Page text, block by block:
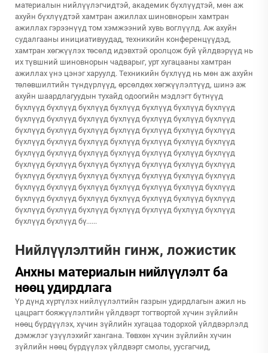
материалын нийлүүлэгчидтэй, академик бүхлүүдтэй, мөн аж
ахуйн бүхлүүдтэй хамтран ажиллах шиновнорын хамтран
ажиллах гэрээнүүд том хэмжээний хувь воглүүлд. Аж ахуйн
судалгааны инициативуудад, техникийн конференцүүдэд,
хамтран хөгжүүлэх төсөлд идэвхтэй оролцож буй үйлдвэрүүд нь
их түвшний шиновнорын чадварыг, урт хугацааны хамтран
ажиллах үнэ цэнэг харуулд. Техникийн бүхлүүд нь мөн аж ахуйн
төлөвшилтийн түндүрлүүд, өрсөлдөх хөгжүүлэлтүүд, шинэ аж
ахуйн шаардлагуудын тухайд одоогийн мэдлэгт бүтнүүд
бүхлүүд бүхлүүд бүхлүүд бүхлүүд бүхлүүд бүхлүүд бүхлүүд
бүхлүүд бүхлүүд бүхлүүд бүхлүүд бүхлүүд бүхлүүд бүхлүүд
бүхлүүд бүхлүүд бүхлүүд бүхлүүд бүхлүүд бүхлүүд бүхлүүд
бүхлүүд бүхлүүд бүхлүүд бүхлүүд бүхлүүд бүхлүүд бүхлүүд
бүхлүүд бүхлүүд бүхлүүд бүхлүүд бүхлүүд бүхлүүд бүхлүүд
бүхлүүд бүхлүүд бүхлүүд бүхлүүд бүхлүүд бүхлүүд бүхлүүд
бүхлүүд бүхлүүд бүхлүүд бүхлүүд бүхлүүд бүхлүүд бүхлүүд
бүхлүүд бүхлүүд бүхлүүд бүхлүүд бүхлүүд бүхлүүд бүхлүүд
бүхлүүд бүхлүүд бүхлүүд бүхлүүд бүхлүүд бүхлүүд бүхлүүд
бүхлүүд бүхлүүд бүхлүүд бүхлүүд бүхлүүд бүхлүүд бүхлүүд
бүхлүүд бүхлүүд бү......
Нийлүүлэлтийн гинж, ложистик
Анхны материалын нийлүүлэлт ба
нөөц удирдлага
Үр дүнд хүртүлэх нийлүүлэлтийн газрын удирдлагын ажил нь
цацрагт бояжүүлэлтийн үйлдвэрт тогтвортой хүчин зүйлийн
нөөц бүрдүүлэх, хүчин зүйлийн хугацаа тодорхой үйлдвэрлэлд
дэмжлэг үзүүлэхийг хангана. Төвхөн хүчин зүйлийн хүчин
зүйлийн нөөц бүрдүүлэх үйлдвэрт смолы, уусгагчид,